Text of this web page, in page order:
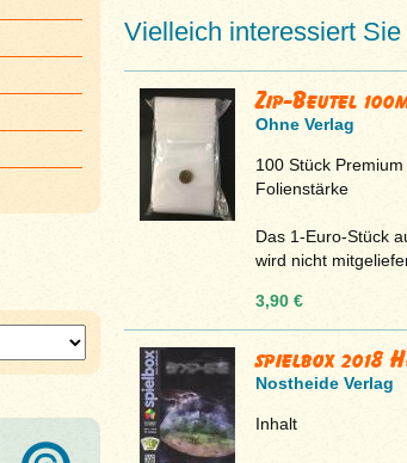
Vielleich interessiert
Zip-Beutel
Ohne Verlag
100 Stück
Folienstärke
Das 1-Euro-Stück
wird nicht
3,90 €
spielbox 2018
Nostheide Verlag
Inhalt